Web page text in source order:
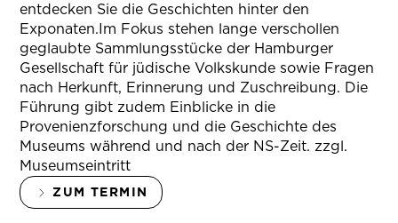
entdecken Sie die Geschichten hinter den
Exponaten.Im Fokus stehen lange verschollen
geglaubte Sammlungsstücke der Hamburger
Gesellschaft für jüdische Volkskunde sowie Fragen
nach Herkunft, Erinnerung und Zuschreibung. Die
Führung gibt zudem Einblicke in die
Provenienzforschung und die Geschichte des
Museums während und nach der NS-Zeit. zzgl.
Museumseintritt
ZUM TERMIN